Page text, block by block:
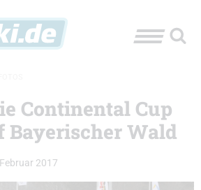
Continental Cup
Bayerischer Wald
2017